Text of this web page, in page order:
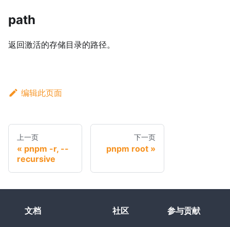
path
返回激活的存储目录的路径。
编辑此页面
上一页
pnpm -r, --
recursive
下一页
pnpm root
文档 社区 参与贡献